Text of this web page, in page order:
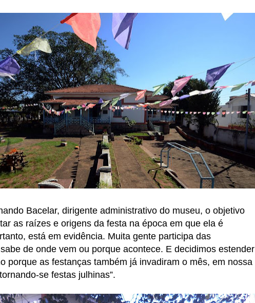
Bacelar, dirigente administrativo do museu, o objetivo
as raízes e origens da festa na época em que ela é
está em evidência. Muita gente participa das
de onde vem ou porque acontece. E decidimos estender
porque as festanças também já invadiram o mês, em nossa
se festas julhinas”.